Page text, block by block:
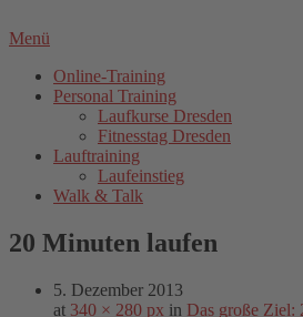
Menü
Online-Training
Personal Training
Laufkurse Dresden
Fitnesstag Dresden
Lauftraining
Laufeinstieg
Walk & Talk
20 Minuten laufen
5. Dezember 2013
at 340 × 280 px in Das große Ziel: